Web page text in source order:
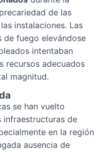
de las
instalaciones. Las
de fuego elevándose
intentaban
recursos adecuados
magnitud.
se han vuelto
infraestructuras de
en la región
ausencia de